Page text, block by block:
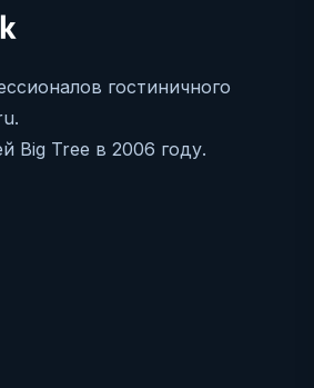
гостиничного
Big Tree в 2006 году.